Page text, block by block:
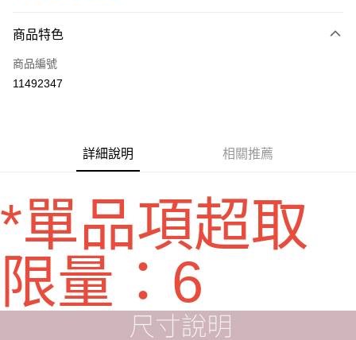
LINE Pay
Apple Pay
AFTEE先享後付
相關說明
【關於「AFTEE先享後付」】
AFTEE先享後付是「在收到商品之後才付款」的支付方式。 讓您購物簡單
便利好安心！
１．簡單：不需註冊會員、不需綁卡、不需儲值。
２．便利：只要手機號碼，簡訊認證，即可結帳。
３．安心：先確認商品／服務後，再付款。
ATM付款
運送方式
商品特色
商品編號
11492347
詳細說明 相關推薦
*單品項超取
限量：6